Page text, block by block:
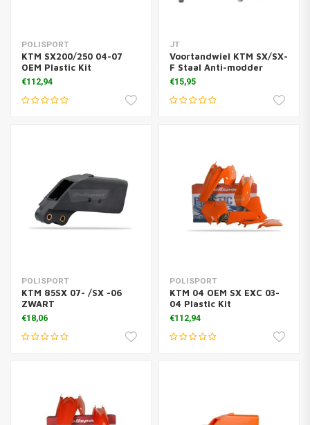
POLISPORT
KTM SX200/250 04-07
OEM Plastic Kit
€112,94
JT
Voortandwiel KTM SX/SX-
F Staal Anti-modder
€15,95
POLISPORT
KTM 85SX 07- /SX -06
ZWART
€18,06
POLISPORT
KTM 04 OEM SX EXC 03-
04 Plastic Kit
€112,94